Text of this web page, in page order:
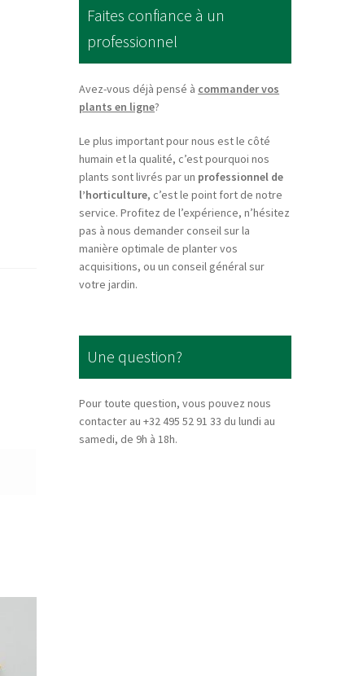
Faites confiance à un
professionnel
Avez-vous déjà pensé à commander vos
plants en ligne?
Le plus important pour nous est le côté
humain et la qualité, c’est pourquoi nos
plants sont livrés par un professionnel de
l’horticulture, c’est le point fort de notre
service. Profitez de l’expérience, n’hésitez
pas à nous demander conseil sur la
manière optimale de planter vos
acquisitions, ou un conseil général sur
votre jardin.
Une question?
Pour toute question, vous pouvez nous
contacter au +32 495 52 91 33 du lundi au
samedi, de 9h à 18h.